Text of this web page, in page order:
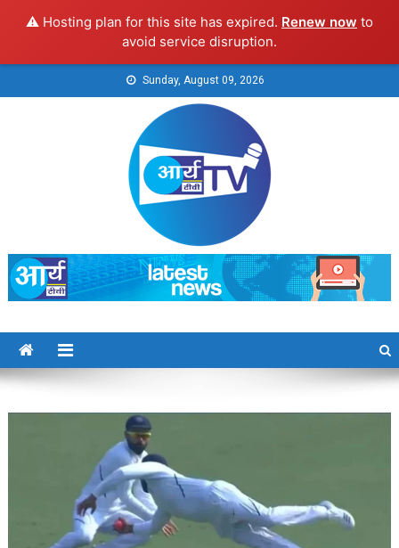
⚠️ Hosting plan for this site has expired. Renew now to
avoid service disruption.
to
Sunday, August 09, 2026
Arya TV